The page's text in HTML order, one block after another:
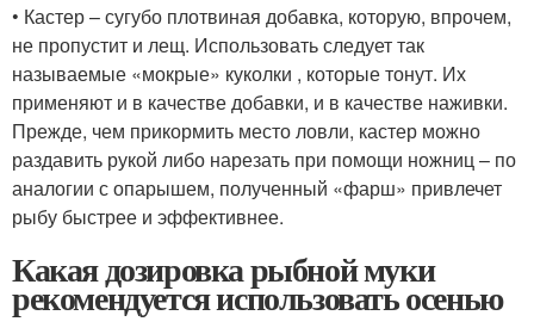
• Кастер – сугубо плотвиная добавка, которую, впрочем,
не пропустит и лещ. Использовать следует так
называемые «мокрые» куколки , которые тонут. Их
применяют и в качестве добавки, и в качестве наживки.
Прежде, чем прикормить место ловли, кастер можно
раздавить рукой либо нарезать при помощи ножниц – по
аналогии с опарышем, полученный «фарш» привлечет
рыбу быстрее и эффективнее.
Какая дозировка рыбной муки
рекомендуется использовать осенью